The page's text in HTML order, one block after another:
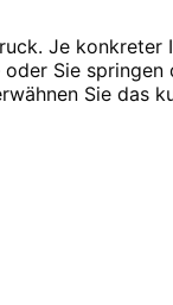
Je konkreter
Sie springen
Sie das